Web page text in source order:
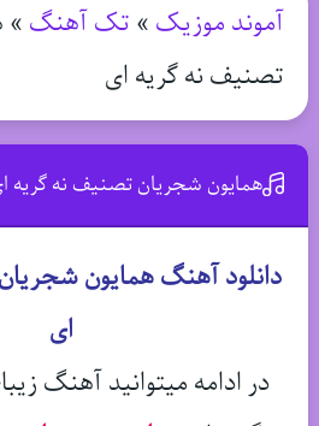
آموند موزیک » تک آهنگ »
تصنیف نه گریه ای
همایون شجریان تصنیف نه گریه
دانلود آهنگ همایون
ای
در ادامه میتوانید آهنگ